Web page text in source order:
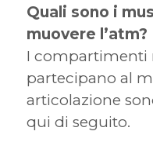
Quali sono i
muovere l’atm?
I compartimenti
partecipano al
articolazione
qui di seguito.